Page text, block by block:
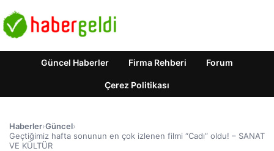
Güncel Haberler Firma Rehberi Forum
Çerez Politikası
Haberler›Güncel›
Geçtiğimiz hafta sonunun en çok izlenen filmi “Cadı” oldu! – SANAT
VE KÜLTÜR